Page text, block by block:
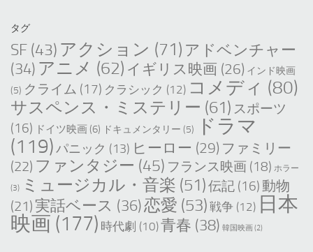
タグ
SF (43) アクション (71) アドベンチャー
(34) アニメ (62) イギリス映画 (26) インド映画
(5) クライム (17) クラシック (12) コメディ (80)
サスペンス・ミステリー (61) スポーツ
(16) ドイツ映画 (6) ドキュメンタリー (5)
ドラマ
(119)パニック (13) ヒーロー (29) ファミリー
(22) ファンタジー (45) フランス映画 (18) ホラー
(3)
ミュージカル・音楽 (51)伝記 (16)動物
(21) 実話ベース (36)恋愛 (53) 戦争 (12) 日本
映画 (177) 時代劇 (10)青春 (38) 韓国映画 (2)